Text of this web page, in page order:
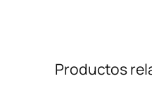
Productos